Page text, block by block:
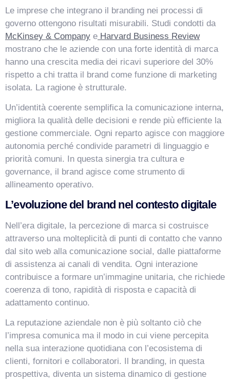
Le imprese che integrano il branding nei processi di
governo ottengono risultati misurabili. Studi condotti da
McKinsey & Company e Harvard Business Review
mostrano che le aziende con una forte identità di marca
hanno una crescita media dei ricavi superiore del 30%
rispetto a chi tratta il brand come funzione di marketing
isolata. La ragione è strutturale.
Un’identità coerente semplifica la comunicazione interna,
migliora la qualità delle decisioni e rende più efficiente la
gestione commerciale. Ogni reparto agisce con maggiore
autonomia perché condivide parametri di linguaggio e
priorità comuni. In questa sinergia tra cultura e
governance, il brand agisce come strumento di
allineamento operativo.
L’evoluzione del brand nel contesto digitale
Nell’era digitale, la percezione di marca si costruisce
attraverso una molteplicità di punti di contatto che vanno
dal sito web alla comunicazione social, dalle piattaforme
di assistenza ai canali di vendita. Ogni interazione
contribuisce a formare un’immagine unitaria, che richiede
coerenza di tono, rapidità di risposta e capacità di
adattamento continuo.
La reputazione aziendale non è più soltanto ciò che
l’impresa comunica ma il modo in cui viene percepita
nella sua interazione quotidiana con l’ecosistema di
clienti, fornitori e collaboratori. Il branding, in questa
prospettiva, diventa un sistema dinamico di gestione